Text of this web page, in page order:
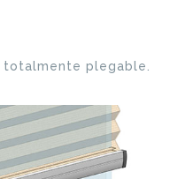
plegable.